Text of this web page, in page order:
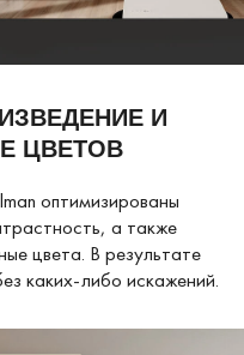
И
ЦВЕТОВ
оптимизированы
а также
цвета. В результате
каких-либо искажений.